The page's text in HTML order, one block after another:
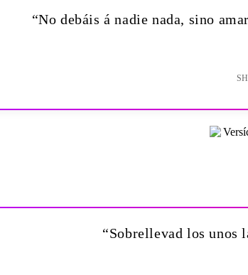
“No debáis á nadie nada, sino
“Sobrellevad los unos